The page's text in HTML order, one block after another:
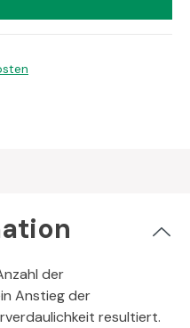
der
Anstieg der
resultiert.